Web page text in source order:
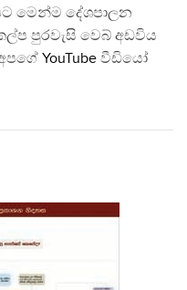
මෙන්ම දේශපාලන
පුරවැසි වෙබ් අඩවිය
YouTube වීඩියෝ